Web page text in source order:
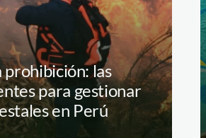
prohibición: las
para gestionar
en Perú